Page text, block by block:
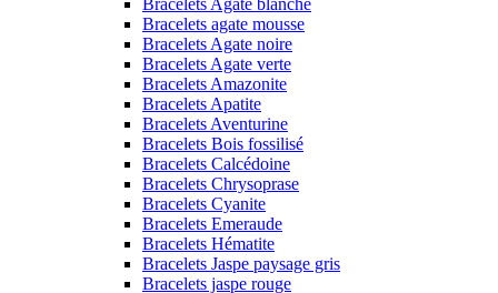
Bracelets Agate blanche
Bracelets agate mousse
Bracelets Agate noire
Bracelets Agate verte
Bracelets Amazonite
Bracelets Apatite
Bracelets Aventurine
Bracelets Bois fossilisé
Bracelets Calcédoine
Bracelets Chrysoprase
Bracelets Cyanite
Bracelets Emeraude
Bracelets Hématite
Bracelets Jaspe paysage gris
Bracelets jaspe rouge